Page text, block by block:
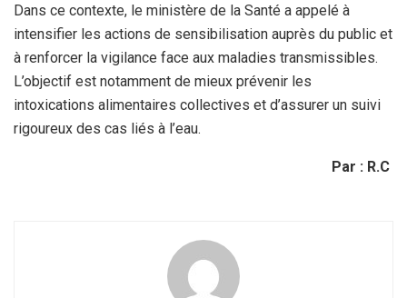
Dans ce contexte, le ministère de la Santé a appelé à
intensifier les actions de sensibilisation auprès du public et
à renforcer la vigilance face aux maladies transmissibles.
L’objectif est notamment de mieux prévenir les
intoxications alimentaires collectives et d’assurer un suivi
rigoureux des cas liés à l’eau.
Par : R.C